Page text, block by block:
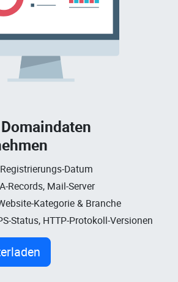
Datum
Records, Mail-Server
Kategorie & Branche
Status, HTTP-Protokoll-Versionen